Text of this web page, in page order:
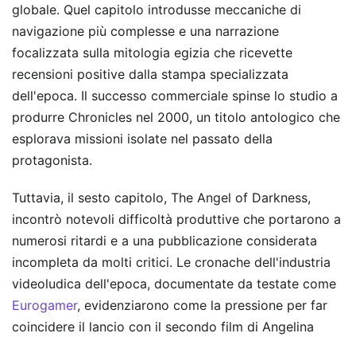
globale. Quel capitolo introdusse meccaniche di
navigazione più complesse e una narrazione
focalizzata sulla mitologia egizia che ricevette
recensioni positive dalla stampa specializzata
dell'epoca. Il successo commerciale spinse lo studio a
produrre Chronicles nel 2000, un titolo antologico che
esplorava missioni isolate nel passato della
protagonista.
Tuttavia, il sesto capitolo, The Angel of Darkness,
incontrò notevoli difficoltà produttive che portarono a
numerosi ritardi e a una pubblicazione considerata
incompleta da molti critici. Le cronache dell'industria
videoludica dell'epoca, documentate da testate come
Eurogamer, evidenziarono come la pressione per far
coincidere il lancio con il secondo film di Angelina